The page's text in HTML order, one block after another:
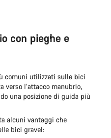
con pieghe e
comuni utilizzati sulle bici
verso l’attacco manubrio,
una posizione di guida più
alcuni vantaggi che
bici gravel: